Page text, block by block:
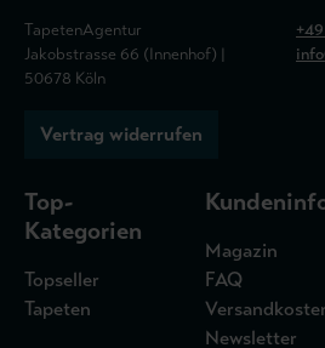
TapetenAgentur
Jakobstrasse 66 (Innenhof) |
50678 Köln
Vertrag widerrufen
Top-
Kategorien
Topseller
Tapeten
Magazin
FAQ
Newsletter